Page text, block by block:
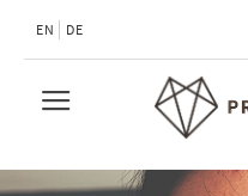
EN DE